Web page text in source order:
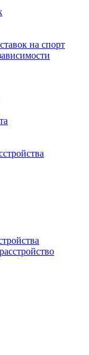
на спорт